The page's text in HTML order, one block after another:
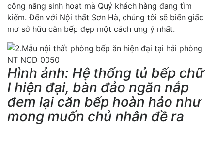
công năng sinh hoạt mà Quý khách hàng đang tìm
kiếm. Đến với Nội thất Sơn Hà, chúng tôi sẽ biến giấc
mơ sở hữu căn bếp đẹp một cách ưng ý nhất.
Hình ảnh: Hệ thống tủ bếp chữ
I hiện đại, bàn đảo ngăn nắp
đem lại căn bếp hoàn hảo như
mong muốn chủ nhân đề ra